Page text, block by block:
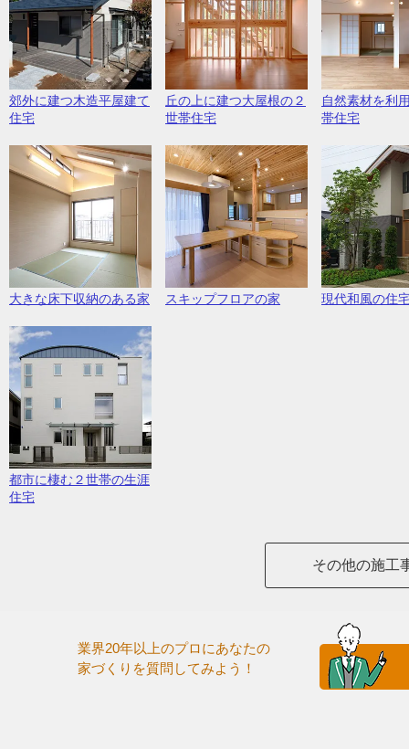
郊外に建つ木造平屋建て
住宅
丘の上に建つ大屋根の２
世帯住宅
自然素材を利
帯住宅
大きな床下収納のある家 スキップフロアの家 現代和風の住
都市に棲む２世帯の生涯
住宅
その他の施工
業界20年以上のプロにあなたの
家づくりを質問してみよう！